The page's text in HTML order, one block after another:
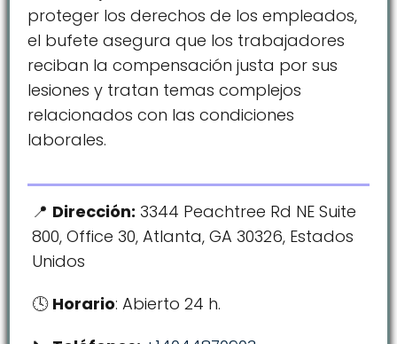
proteger los derechos de los empleados,
el bufete asegura que los trabajadores
reciban la compensación justa por sus
lesiones y tratan temas complejos
relacionados con las condiciones
laborales.
Dirección: 3344 Peachtree Rd NE Suite
800, Office 30, Atlanta, GA 30326, Estados
Unidos
Horario: Abierto 24 h.